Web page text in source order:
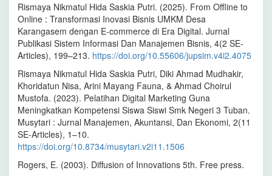
Rismaya Nikmatul Hida Saskia Putri. (2025). From Offline to
Online : Transformasi Inovasi Bisnis UMKM Desa
Karangasem dengan E-commerce di Era Digital. Jurnal
Publikasi Sistem Informasi Dan Manajemen Bisnis, 4(2 SE-
Articles), 199–213. https://doi.org/10.55606/jupsim.v4i2.4075
Rismaya Nikmatul Hida Saskia Putri, Diki Ahmad Mudhakir,
Khoridatun Nisa, Arini Mayang Fauna, & Ahmad Choirul
Mustofa. (2023). Pelatihan Digital Marketing Guna
Meningkatkan Kompetensi Siswa Siswi Smk Negeri 3 Tuban.
Musytari : Jurnal Manajemen, Akuntansi, Dan Ekonomi, 2(11
SE-Articles), 1–10.
https://doi.org/10.8734/musytari.v2i11.1506
Rogers, E. (2003). Diffusion of Innovations 5th. Free press.